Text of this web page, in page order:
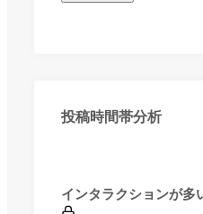
投稿時間帯分析
インタラクションが多